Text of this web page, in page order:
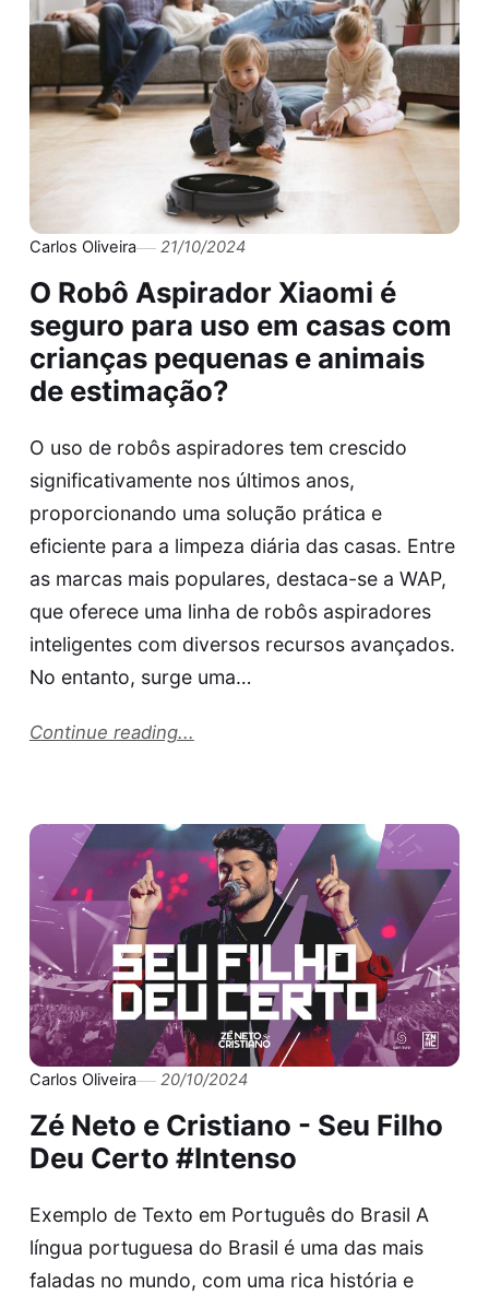
Carlos Oliveira 21/10/2024
O Robô Aspirador Xiaomi é
seguro para uso em casas com
crianças pequenas e animais
de estimação?
O uso de robôs aspiradores tem crescido
significativamente nos últimos anos,
proporcionando uma solução prática e
eficiente para a limpeza diária das casas. Entre
as marcas mais populares, destaca-se a WAP,
que oferece uma linha de robôs aspiradores
inteligentes com diversos recursos avançados.
No entanto, surge uma…
Continue reading...
Carlos Oliveira 20/10/2024
Zé Neto e Cristiano - Seu Filho
Deu Certo #Intenso
Exemplo de Texto em Português do Brasil A
língua portuguesa do Brasil é uma das mais
faladas no mundo, com uma rica história e